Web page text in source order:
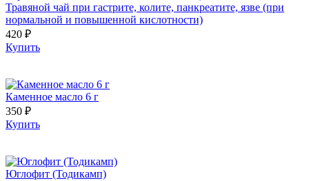
Травяной чай при гастрите, колите, панкреатите, язве (при
нормальной и повышенной кислотности)
420 ₽
Купить
Каменное масло 6 г
350 ₽
Купить
Юглофит (Тодикамп)